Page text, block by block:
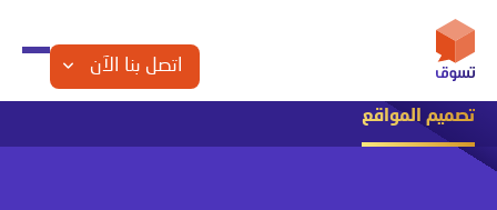
اتصل بنا الآن
تصميم المواقع